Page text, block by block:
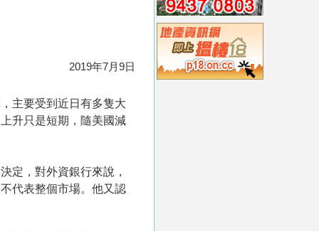
2019年7月9日
主要受到近日有多隻大
升只是短期，隨美國減
定，對外資銀行來說，
代表整個市場。他又認